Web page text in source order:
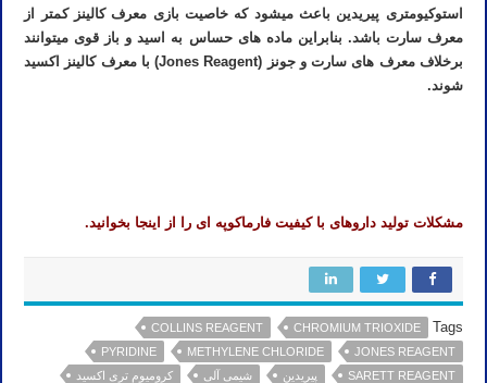
استوکیومتری پیریدین باعث میشود که خاصیت بازی معرف کالینز کمتر از
معرف سارت باشد. بنابراین ماده های حساس به اسید و باز قوی میتوانند
برخلاف معرف های سارت و جونز (Jones Reagent) با معرف کالینز اکسید
شوند.
مشکلات تولید داروهای با کیفیت فارماکوپه ای را از اینجا بخوانید.
Tags
CHROMIUM TRIOXIDE
COLLINS REAGENT
JONES REAGENT
METHYLENE CHLORIDE
PYRIDINE
SARETT REAGENT
پیریدین شیمی آلی
کرومیوم تری اکسید